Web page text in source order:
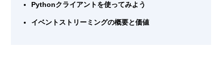
Pythonクライアントを使ってみよう
イベントストリーミングの概要と価値